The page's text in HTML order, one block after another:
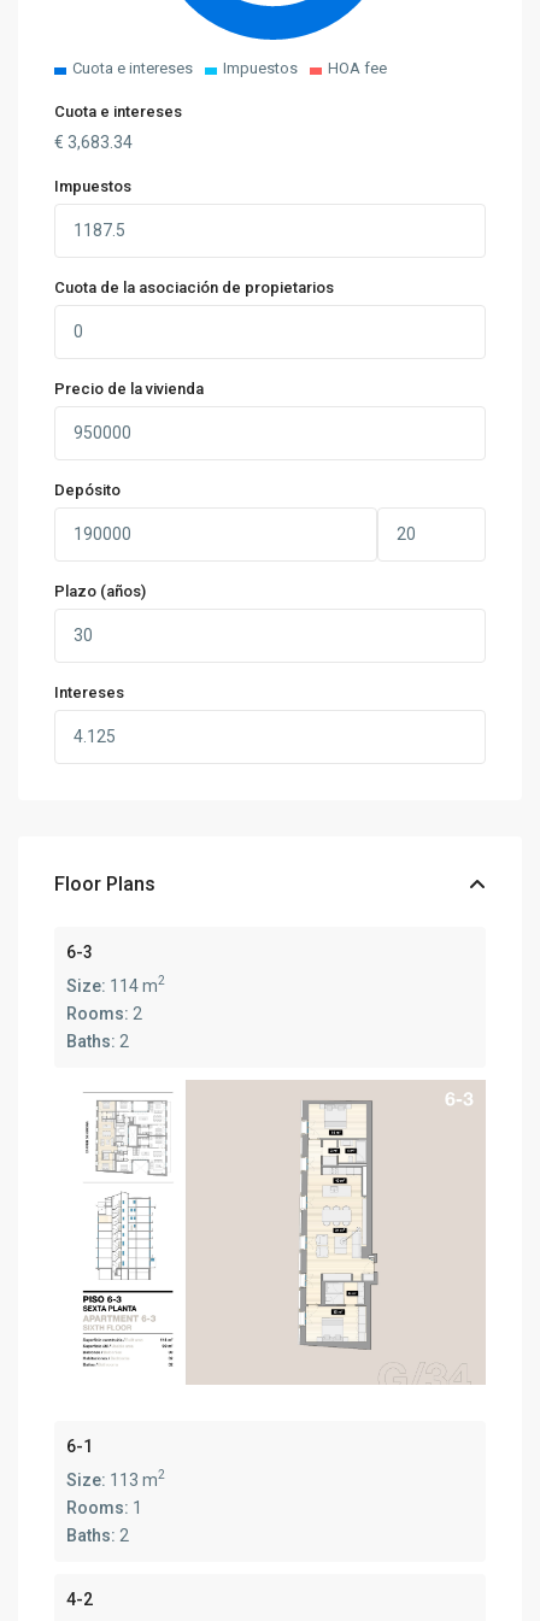
Cuota e intereses Impuestos HOA fee
Cuota e intereses
€3,683.34
Impuestos
Cuota de la asociación de propietarios
Precio de la vivienda
Depósito
Plazo (años)
Intereses
Floor Plans
6-3
Size: 114 m2
Rooms: 2
Baths: 2
6-1
Size: 113 m2
Rooms: 1
Baths: 2
4-2